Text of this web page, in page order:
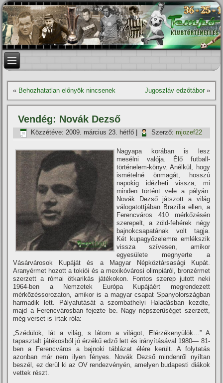
« Behozhatatlan előnyök nincsenek Jugoszláv edzőtábor»
Vendég: Novák Dezső
Közzétéve: 2009. március 23. hétfő Szerző: mjozef22
Nagyapa korában is lesz
mesélni valója. Élő futball-
történelem-könyv. Anélkül, hogy
ismételné önmagát, hosszú
napokig idézheti vissza, mi
minden történt vele a pályán.
Novák Dezső játszott a világ
válogatottjában Brazí­lia ellen, a
Ferencváros 410 mérkőzésén
szerepelt, a zöld-fehérek négy
bajnokcsapatának volt tagja.
Két kupagyőzelemre emlékszik
vissza szí­vesen, amikor
egyesülete megnyerte a
Vásárvárosok Kupáját és a Magyar Népköztársasági Kupát.
Aranyérmet hozott a tokiói és a mexikóvárosi olimpiáról, bronzérmet
szerzett a római ötkarikás játékokon. Fontos szerep jutott neki
1964-ben a Nemzetek Európa Kupájáért megrendezett
mérkőzéssorozaton, amikor is a magyar csapat Spanyolországban
harmadik lett. Pályafutását a szombathelyi Haladásban kezdte,
majd a Ferencvárosban fejezte be. Nagy népszerűséget szerzett,
még verset is í­rtak róla:
„Szédülök, lát a világ, s látom a világot, Elérzékenyülök…” A
tapasztalt játékosból jó érzékű edző lett és irányí­tásával 1980— 81-
ben a Ferencváros a bajnoki táblázat élére került. A folytatás
azonban már nem ilyen fényes. Novák Dezső mindenről nyí­ltan
beszél, ez derül ki az OV rendezvényén, amelyen budapesti diákok
vettek részt.